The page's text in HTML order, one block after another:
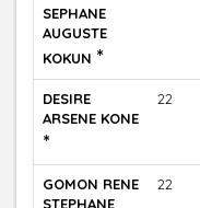
SEPHANE
AUGUSTE
KOKUN *
DESIRE
ARSENE KONE
*
22
GOMON RENE
STEPHANE
22